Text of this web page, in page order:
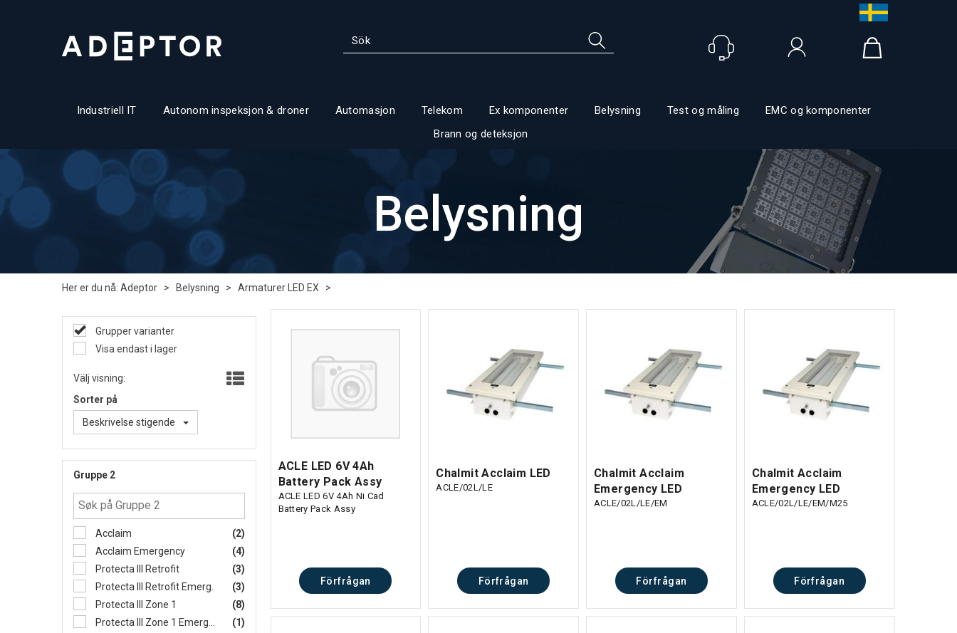
Industriell IT Autonom inspeksjon & droner Automasjon Telekom Ex komponenter Belysning Test og måling
EMC og komponenter
Brann og deteksjon
Belysning
Her er du nå: Adeptor > Belysning > Armaturer LED EX >
Grupper varianter
Visa endast i lager
Välj visning:
Sorter på
Beskrivelse stigende
Gruppe 2
Acclaim
(2)
Acclaim Emergency
(4)
Protecta III Retrofit
(3)
Protecta III Retrofit Emerg.
(3)
Protecta III Zone 1
(8)
Protecta III Zone 1 Emergency
(1)
ACLE LED 6V 4Ah
Battery Pack Assy
ACLE LED 6V 4Ah Ni Cad
Battery Pack Assy
Förfrågan
Chalmit Acclaim LED
ACLE/02L/LE
Förfrågan
Chalmit Acclaim
Emergency LED
ACLE/02L/LE/EM
Förfrågan
Chalmit Acclaim
Emergency LED
ACLE/02L/LE/EM/M25
Förfrågan